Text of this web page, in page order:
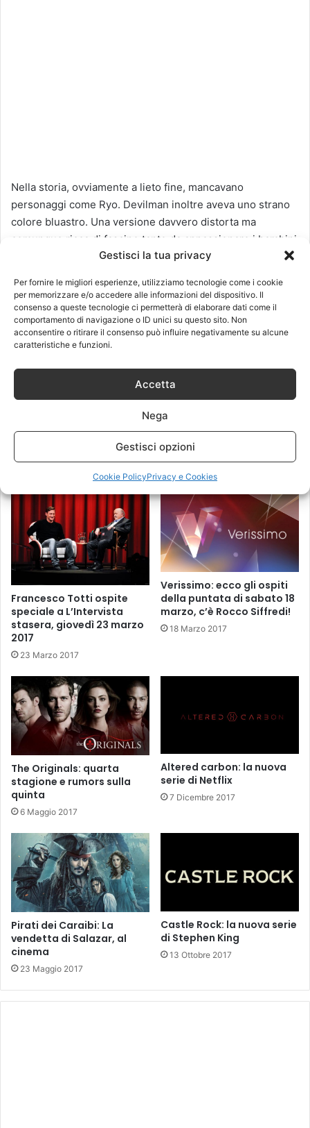
Gestisci la tua privacy
Per fornire le migliori esperienze, utilizziamo tecnologie come i cookie
per memorizzare e/o accedere alle informazioni del dispositivo. Il
consenso a queste tecnologie ci permetterà di elaborare dati come il
comportamento di navigazione o ID unici su questo sito. Non
acconsentire o ritirare il consenso può influire negativamente su alcune
caratteristiche e funzioni.
Accetta
Nega
Gestisci opzioni
Cookie PolicyPrivacy e Cookies
Nella storia, ovviamente a lieto fine, mancavano
personaggi come Ryo. Devilman inoltre aveva uno strano
colore bluastro. Una versione davvero distorta ma
comunque ricca di fascino tanto da appassionare i bambini
di allora portandoli poi ad esplorare ed abbracciare la vera
devilman
Pinterest
Articoli correlati
Francesco Totti ospite
speciale a L’Intervista
stasera, giovedì 23 marzo
2017
23 Marzo 2017
Verissimo: ecco gli ospiti
della puntata di sabato 18
marzo, c’è Rocco Siffredi!
18 Marzo 2017
The Originals: quarta
stagione e rumors sulla
quinta
6 Maggio 2017
Altered carbon: la nuova
serie di Netflix
7 Dicembre 2017
Pirati dei Caraibi: La
vendetta di Salazar, al
cinema
23 Maggio 2017
Castle Rock: la nuova serie
di Stephen King
13 Ottobre 2017